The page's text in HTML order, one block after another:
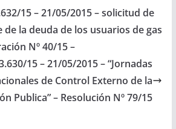
de
15 – 21/05/2015 – solicitud de
la deuda de los usuarios de gas
Nº 40/15 –
15 – 21/05/2015 – “Jornadas
de Control Externo de la
Publica” – Resolución Nº 79/15